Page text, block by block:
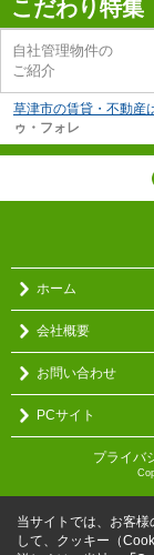
こだわり特集
自社管理物件の
ご紹介
草津市の賃貸・不動産
ゥ・フォレ
ホーム
会社概要
お問い合わせ
PCサイト
プライバ
当サイトでは、お客
して、クッキー（